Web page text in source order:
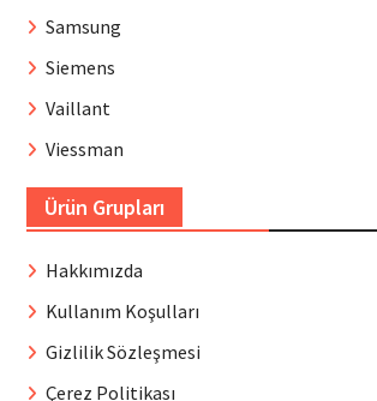
Samsung
Siemens
Vaillant
Viessman
Ürün Grupları
Hakkımızda
Kullanım Koşulları
Gizlilik Sözleşmesi
Çerez Politikası